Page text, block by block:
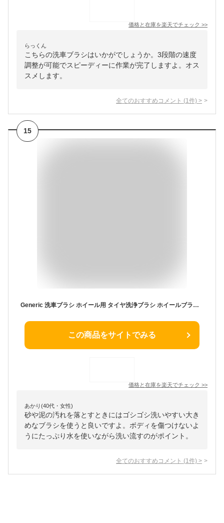
価格と在庫を楽天でチェック >>
らっくん
こちらの洗車ブラシはいかがでしょうか。3段階の速度
調整が可能でスピーディーに作業が完了しますよ。オス
スメします。
全てのおすすめコメント (1 件) >
15
Generic 洗車ブラシ ホイール用 タイヤ洗浄ブラシ ホイールブラシ ラクラク洗浄 洗車用品 ブラック タイヤ掃除 ホイール 洗車道具 傷のない 隙間掃除 多用途 タイヤブラシ洗浄工具用
この商品をサイトでみる
価格と在庫を楽天でチェック >>
あかり(40代・女性)
砂や泥の汚れを落とすときにはゴシゴシ洗いやすい大き
めなブラシを使うと良いですよ。ボディを傷つけないよ
うにたっぷり水を使いながら洗い流すのがポイント。
全てのおすすめコメント (1 件) >